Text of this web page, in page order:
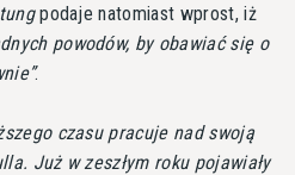
podaje natomiast wprost, iż
powodów, by obawiać się o
.
czasu pracuje nad swoją
Już w zeszłym roku pojawiały